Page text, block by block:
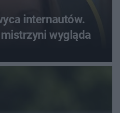
internautów.
wygląda